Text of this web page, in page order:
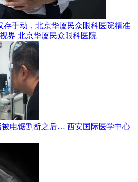
存手动，北京华厦民众眼科医院精准
界 北京华厦民众眼科医院
被电锯割断之后… 西安国际医学中心